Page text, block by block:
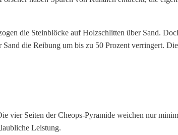
die Steinblöcke auf Holzschlitten über Sand.
die Reibung um bis zu 50 Prozent verringert.
vier Seiten der Cheops-Pyramide weichen nur
Leistung.